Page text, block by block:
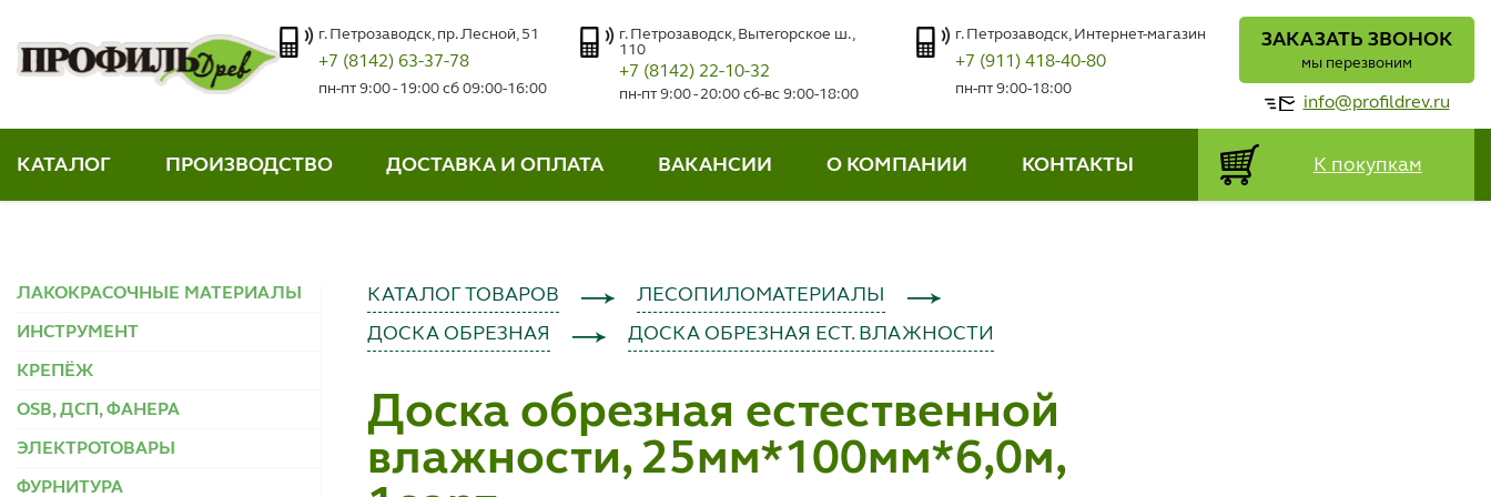
г. Петрозаводск, пр. Лесной, 51
+7 (8142) 63-37-78
пн-пт 9:00 - 19:00 сб 09:00-16:00
г. Петрозаводск, Вытегорское ш.,
110
+7 (8142) 22-10-32
пн-пт 9:00 - 20:00 сб-вс 9:00-18:00
г. Петрозаводск, Интернет-магазин
+7 (911) 418-40-80
пн-пт 9:00-18:00
ЗАКАЗАТЬ ЗВОНОК
мы перезвоним
info@profildrev.ru
КАТАЛОГ ПРОИЗВОДСТВО ДОСТАВКА И ОПЛАТА ВАКАНСИИ О КОМПАНИИ КОНТАКТЫ К покупкам
ЛАКОКРАСОЧНЫЕ МАТЕРИАЛЫ
ИНСТРУМЕНТ
КРЕПЁЖ
OSB, ДСП, ФАНЕРА
ЭЛЕКТРОТОВАРЫ
ФУРНИТУРА
КАТАЛОГ ТОВАРОВ
ЛЕСОПИЛОМАТЕРИАЛЫ
ДОСКА ОБРЕЗНАЯ
ДОСКА ОБРЕЗНАЯ ЕСТ. ВЛАЖНОСТИ
Доска обрезная естественной
влажности, 25мм*100мм*6,0м,